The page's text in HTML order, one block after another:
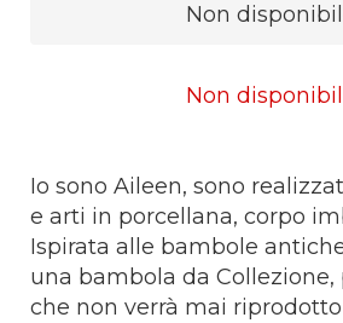
Non
Non
Io sono Aileen, sono
e arti in porcellana, corpo
Ispirata alle bambole
una bambola da Collezione,
che non verrà mai